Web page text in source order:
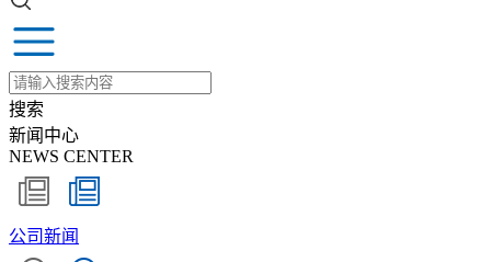
搜索
新闻中心
NEWS CENTER
公司新闻